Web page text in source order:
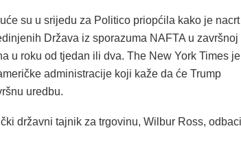
su u srijedu za Politico priopćila kako je nacrt
Država iz sporazuma NAFTA u završnoj
u roku od tjedan ili dva. The New York Times je
administracije koji kaže da će Trump
uredbu.
državni tajnik za trgovinu, Wilbur Ross,